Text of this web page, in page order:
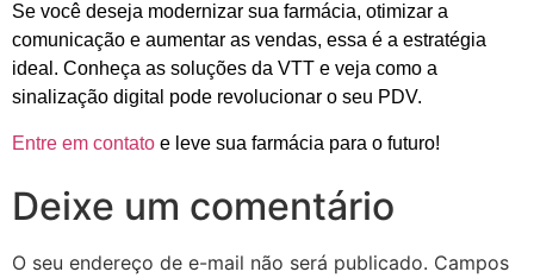
Se você deseja modernizar sua farmácia, otimizar a
comunicação e aumentar as vendas, essa é a estratégia
ideal. Conheça as soluções da VTT e veja como a
sinalização digital pode revolucionar o seu PDV.
Entre em contato e leve sua farmácia para o futuro!
Deixe um comentário
O seu endereço de e-mail não será publicado. Campos